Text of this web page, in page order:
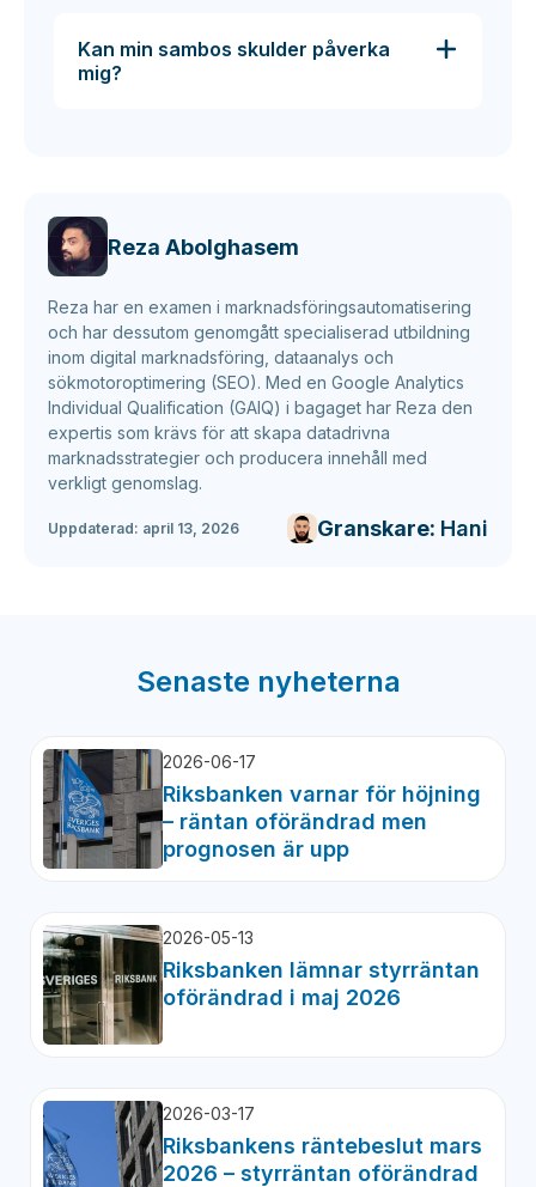
Kan min sambos skulder påverka
mig?
Reza Abolghasem
Reza har en examen i marknadsföringsautomatisering
och har dessutom genomgått specialiserad utbildning
inom digital marknadsföring, dataanalys och
sökmotoroptimering (SEO). Med en Google Analytics
Individual Qualification (GAIQ) i bagaget har Reza den
expertis som krävs för att skapa datadrivna
marknadsstrategier och producera innehåll med
verkligt genomslag.
Uppdaterad: april 13, 2026 Granskare: Hani
Senaste nyheterna
2026-06-17
Riksbanken varnar för höjning
– räntan oförändrad men
prognosen är upp
2026-05-13
Riksbanken lämnar styrräntan
oförändrad i maj 2026
2026-03-17
Riksbankens räntebeslut mars
2026 – styrräntan oförändrad